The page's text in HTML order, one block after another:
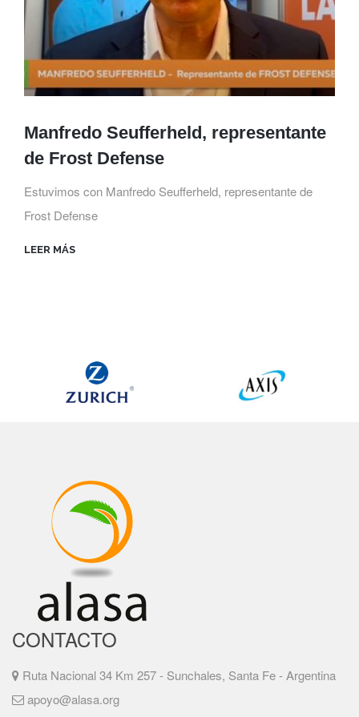
Manfredo Seufferheld, representante
de Frost Defense
Estuvimos con Manfredo Seufferheld, representante de
Frost Defense
LEER MÁS
CONTACTO
Ruta Nacional 34 Km 257 - Sunchales, Santa Fe - Argentina
apoyo@alasa.org